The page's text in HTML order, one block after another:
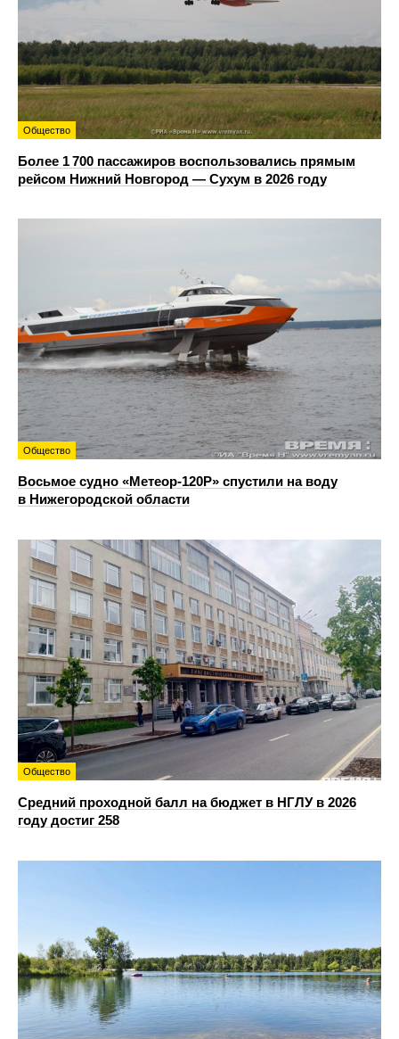
Общество
Более 1 700 пассажиров воспользовались прямым
рейсом Нижний Новгород — Сухум в 2026 году
Общество
Восьмое судно «Метеор-120Р» спустили на воду
в Нижегородской области
Общество
Средний проходной балл на бюджет в НГЛУ в 2026
году достиг 258